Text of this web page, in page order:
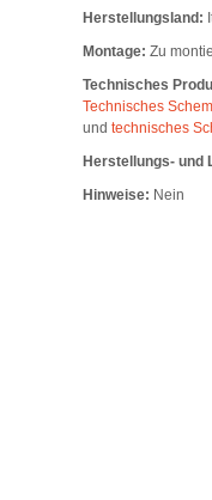
Herstellungsland:
Montage: Zu
Technisches
Technisches
und technisches
Herstellungs- und
Hinweise: Nein